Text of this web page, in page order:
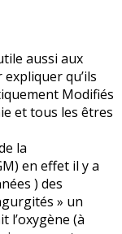
aussi aux
qu’ils
Modifiés
et tous les êtres
la
en effet il y a
) des
» un
l’oxygène (à